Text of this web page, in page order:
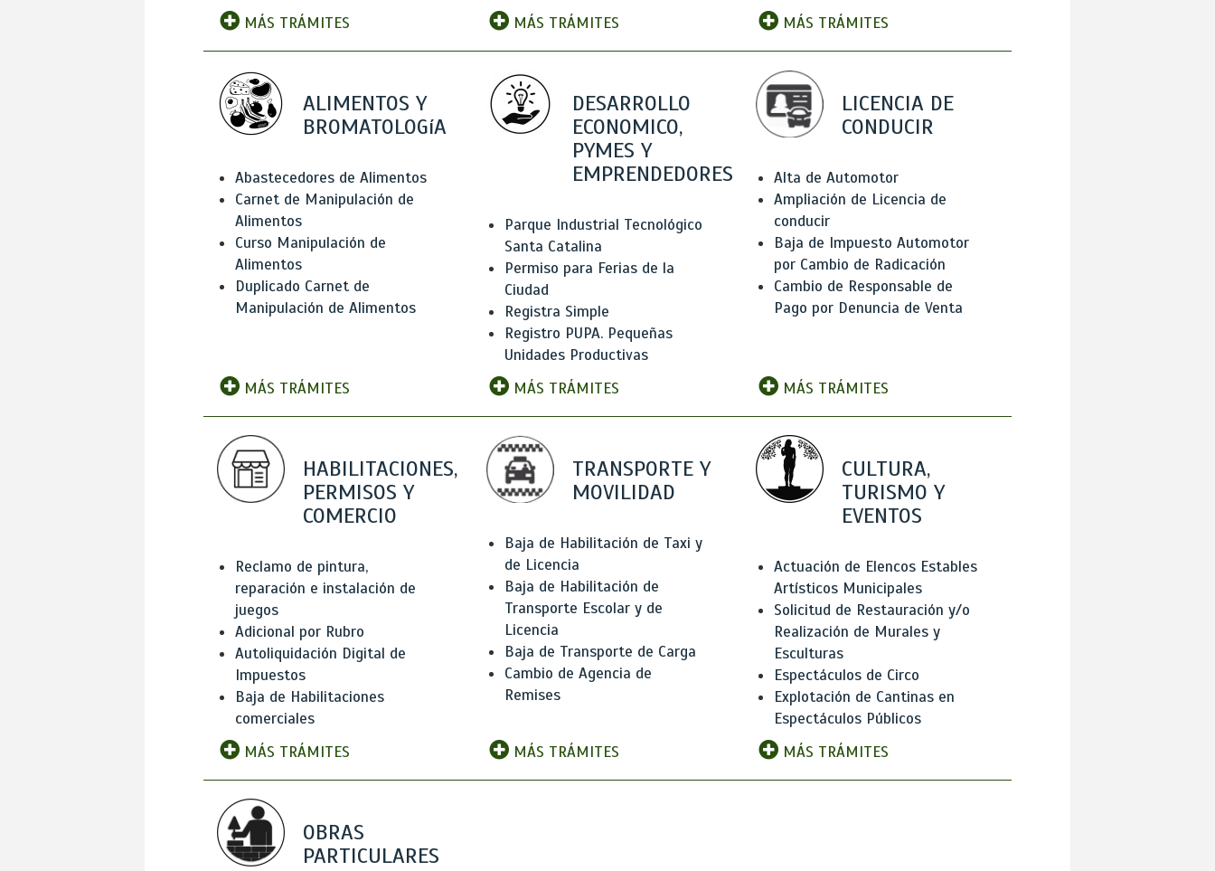
MÁS TRÁMITES
MÁS TRÁMITES MÁS TRÁMITES
ALIMENTOS Y
BROMATOLOGíA
Abastecedores de Alimentos
Carnet de Manipulación de
Alimentos
Curso Manipulación de
Alimentos
Duplicado Carnet de
Manipulación de Alimentos
MÁS TRÁMITES
DESARROLLO
ECONOMICO,
PYMES Y
EMPRENDEDORES
Parque Industrial Tecnológico
Santa Catalina
Permiso para Ferias de la
Ciudad
Registra Simple
Registro PUPA. Pequeñas
Unidades Productivas
MÁS TRÁMITES
LICENCIA DE
CONDUCIR
Alta de Automotor
Ampliación de Licencia de
conducir
Baja de Impuesto Automotor
por Cambio de Radicación
Cambio de Responsable de
Pago por Denuncia de Venta
MÁS TRÁMITES
HABILITACIONES,
PERMISOS Y
COMERCIO
Reclamo de pintura,
reparación e instalación de
juegos
Adicional por Rubro
Autoliquidación Digital de
Impuestos
Baja de Habilitaciones
comerciales
MÁS TRÁMITES
TRANSPORTE Y
MOVILIDAD
Baja de Habilitación de Taxi y
de Licencia
Baja de Habilitación de
Transporte Escolar y de
Licencia
Baja de Transporte de Carga
Cambio de Agencia de
Remises
MÁS TRÁMITES
CULTURA,
TURISMO Y
EVENTOS
Actuación de Elencos Estables
Artísticos Municipales
Solicitud de Restauración y/o
Realización de Murales y
Esculturas
Espectáculos de Circo
Explotación de Cantinas en
Espectáculos Públicos
MÁS TRÁMITES
OBRAS
PARTICULARES